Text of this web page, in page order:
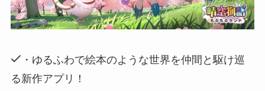
・ゆるふわで絵本のような世界を仲間と駆け巡
る新作アプリ！